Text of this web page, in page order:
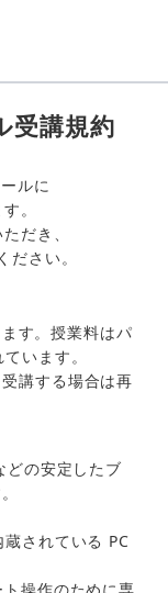
受講規約
ルに
。
だき、
さい。
す。授業料はパ
います。
講する場合は再
の安定したブ
されている PC